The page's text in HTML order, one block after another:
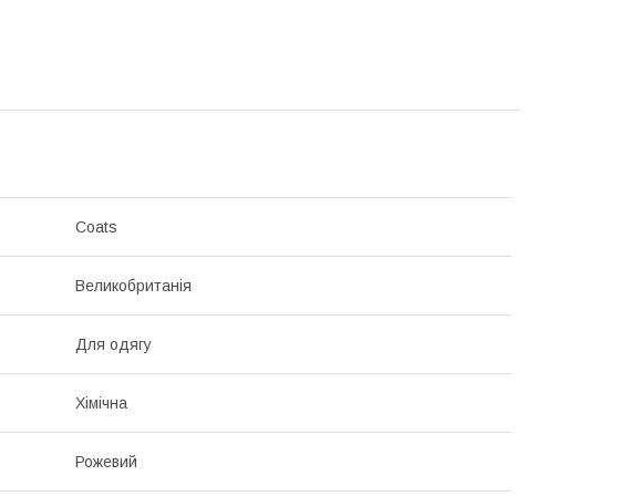
Coats
Великобританія
Для одягу
Хімічна
Рожевий